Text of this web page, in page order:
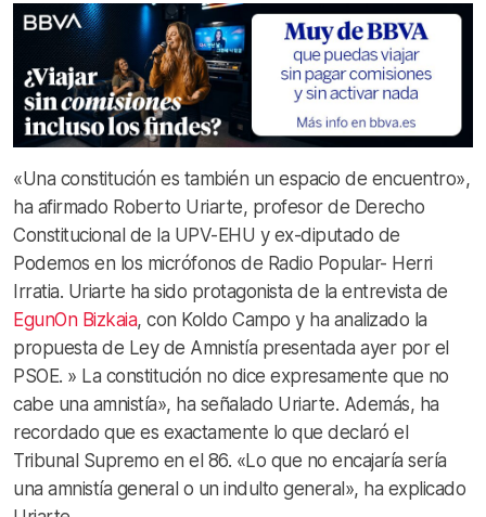
«Una constitución es también un espacio de encuentro»,
ha afirmado Roberto Uriarte, profesor de Derecho
Constitucional de la UPV-EHU y ex-diputado de
Podemos en los micrófonos de Radio Popular- Herri
Irratia. Uriarte ha sido protagonista de la entrevista de
EgunOn Bizkaia, con Koldo Campo y ha analizado la
propuesta de Ley de Amnistía presentada ayer por el
PSOE. » La constitución no dice expresamente que no
cabe una amnistía», ha señalado Uriarte. Además, ha
recordado que es exactamente lo que declaró el
Tribunal Supremo en el 86. «Lo que no encajaría sería
una amnistía general o un indulto general», ha explicado